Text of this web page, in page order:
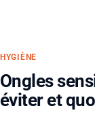
HYGIÈNE
Ongles
éviter et